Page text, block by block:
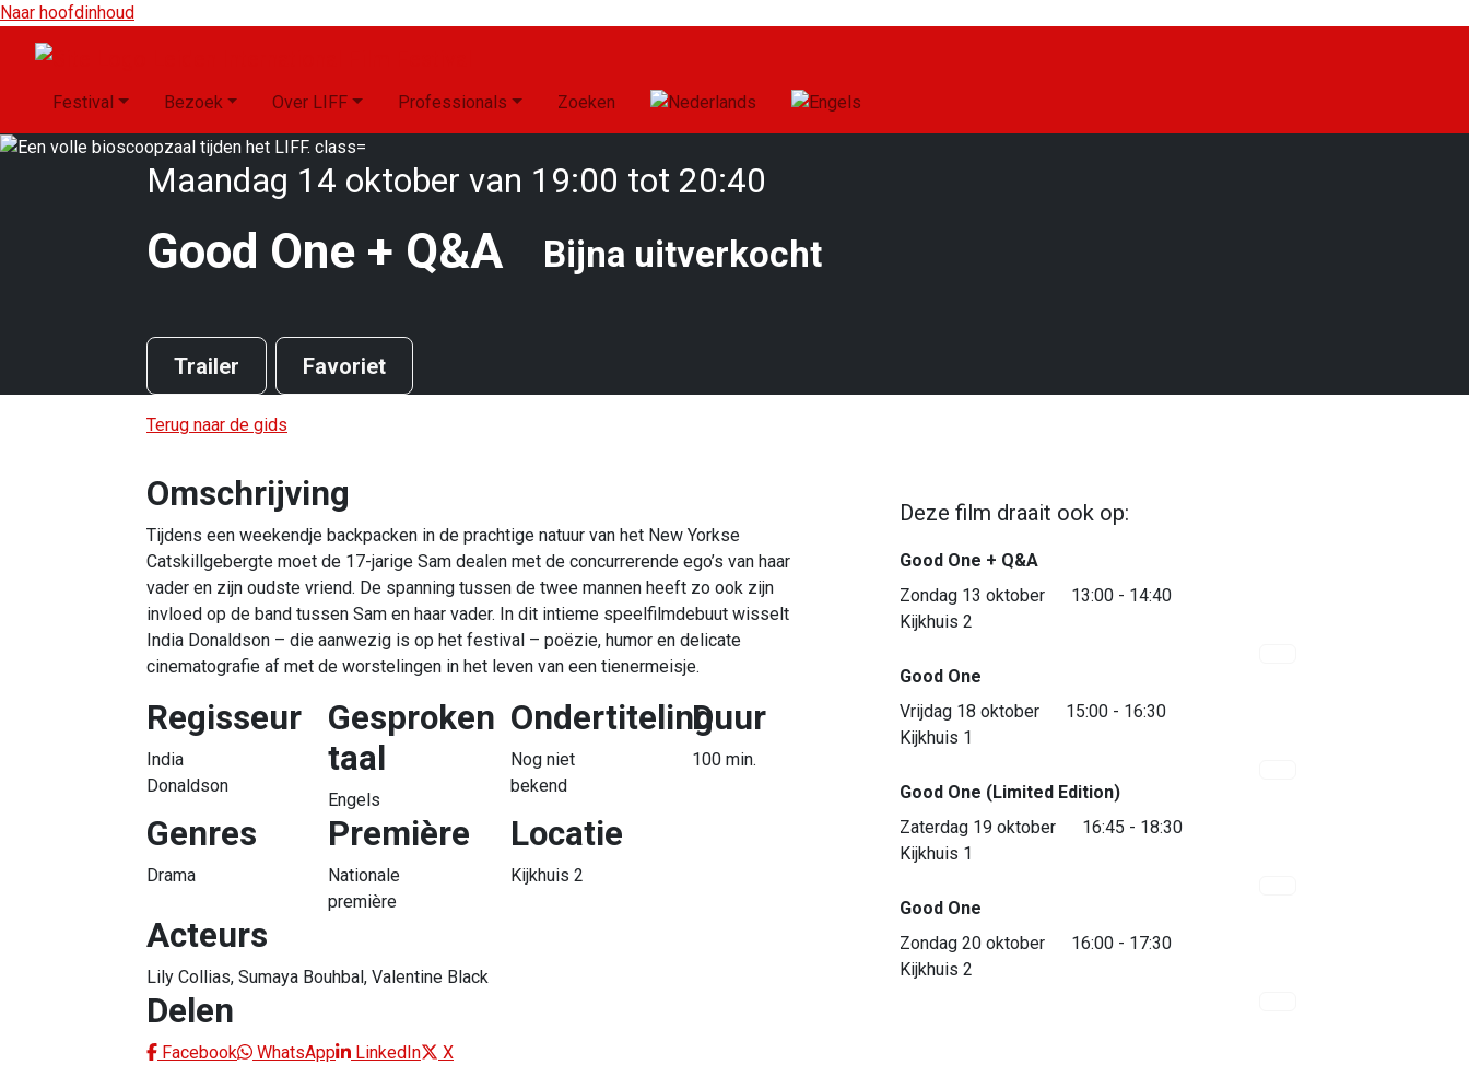
Naar hoofdinhoud
Festival Bezoek Over LIFF Professionals Zoeken
Maandag 14 oktober van 19:00 tot 20:40
Good One + Q&A Bijna uitverkocht
Trailer Favoriet
Terug naar de gids
Omschrijving
Tijdens een weekendje backpacken in de prachtige natuur van het New Yorkse
Catskillgebergte moet de 17-jarige Sam dealen met de concurrerende ego’s van haar
vader en zijn oudste vriend. De spanning tussen de twee mannen heeft zo ook zijn
invloed op de band tussen Sam en haar vader. In dit intieme speelfilmdebuut wisselt
India Donaldson – die aanwezig is op het festival – poëzie, humor en delicate
cinematografie af met de worstelingen in het leven van een tienermeisje.
Regisseur
India
Donaldson
Gesproken
taal
Engels
Ondertiteling
Nog niet
bekend
Duur
100 min.
Genres
Drama
Première
Nationale
première
Locatie
Kijkhuis 2
Acteurs
Lily Collias, Sumaya Bouhbal, Valentine Black
Delen
Facebook WhatsApp LinkedIn X
Deze film draait ook op:
Good One + Q&A
Zondag 13 oktober
13:00 - 14:40
Kijkhuis 2
Good One
Vrijdag 18 oktober
15:00 - 16:30
Kijkhuis 1
Good One (Limited Edition)
Zaterdag 19 oktober
16:45 - 18:30
Kijkhuis 1
Good One
Zondag 20 oktober
16:00 - 17:30
Kijkhuis 2